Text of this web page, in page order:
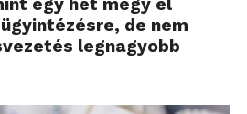
egy hét megy el
de nem
legnagyobb